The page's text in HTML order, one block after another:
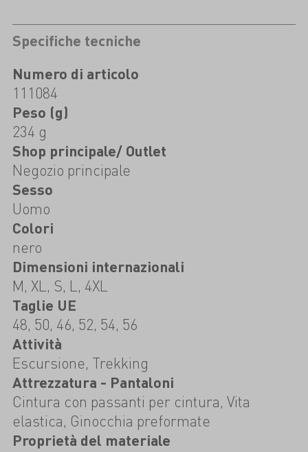
Specifiche tecniche
Numero di articolo
111084
Peso (g)
234 g
Shop principale/ Outlet
Negozio principale
Sesso
Uomo
Colori
nero
Dimensioni internazionali
M, XL, S, L, 4XL
Taglie UE
48, 50, 46, 52, 54, 56
Attività
Escursione, Trekking
Attrezzatura - Pantaloni
Cintura con passanti per cintura, Vita
elastica, Ginocchia preformate
Proprietà del materiale